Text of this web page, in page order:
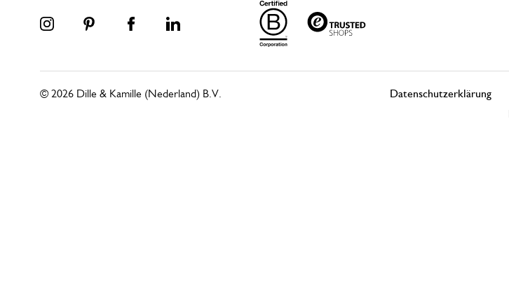
Datenschutzerklärung
© 2026 Dille & Kamille (Nederland) B.V.